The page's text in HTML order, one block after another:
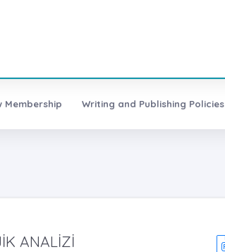
Membership Writing and Publishing Policies
ANALİZİ